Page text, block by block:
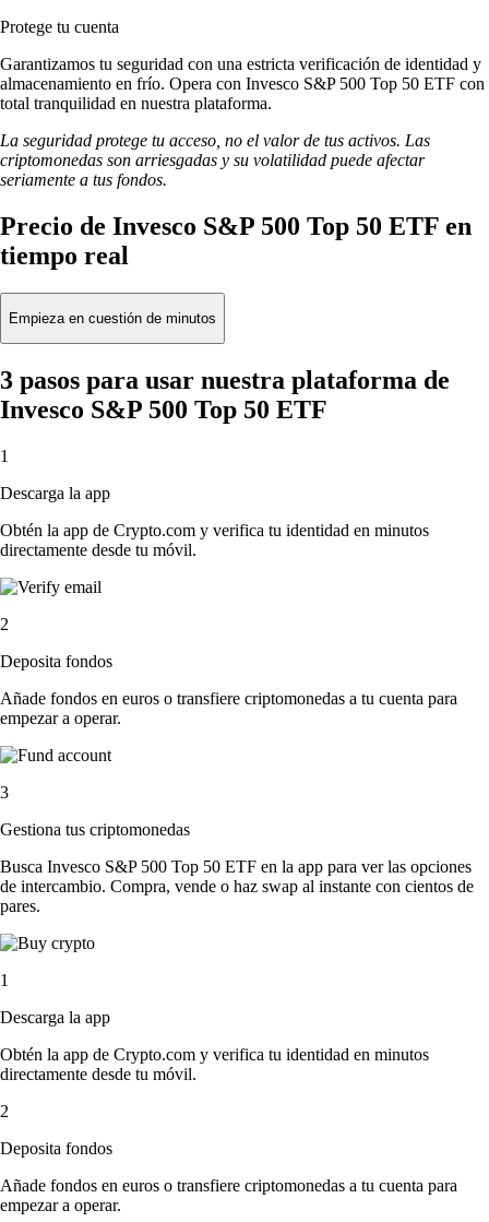
Protege tu cuenta
Garantizamos tu seguridad con una estricta verificación de identidad y
almacenamiento en frío. Opera con Invesco S&P 500 Top 50 ETF con
total tranquilidad en nuestra plataforma.
La seguridad protege tu acceso, no el valor de tus activos. Las
criptomonedas son arriesgadas y su volatilidad puede afectar
seriamente a tus fondos.
Precio de Invesco S&P 500 Top 50 ETF en
tiempo real
Empieza en cuestión de minutos
3 pasos para usar nuestra plataforma de
Invesco S&P 500 Top 50 ETF
1
Descarga la app
Obtén la app de Crypto.com y verifica tu identidad en minutos
directamente desde tu móvil.
2
Deposita fondos
Añade fondos en euros o transfiere criptomonedas a tu cuenta para
empezar a operar.
3
Gestiona tus criptomonedas
Busca Invesco S&P 500 Top 50 ETF en la app para ver las opciones
de intercambio. Compra, vende o haz swap al instante con cientos de
pares.
1
Descarga la app
Obtén la app de Crypto.com y verifica tu identidad en minutos
directamente desde tu móvil.
2
Deposita fondos
Añade fondos en euros o transfiere criptomonedas a tu cuenta para
empezar a operar.